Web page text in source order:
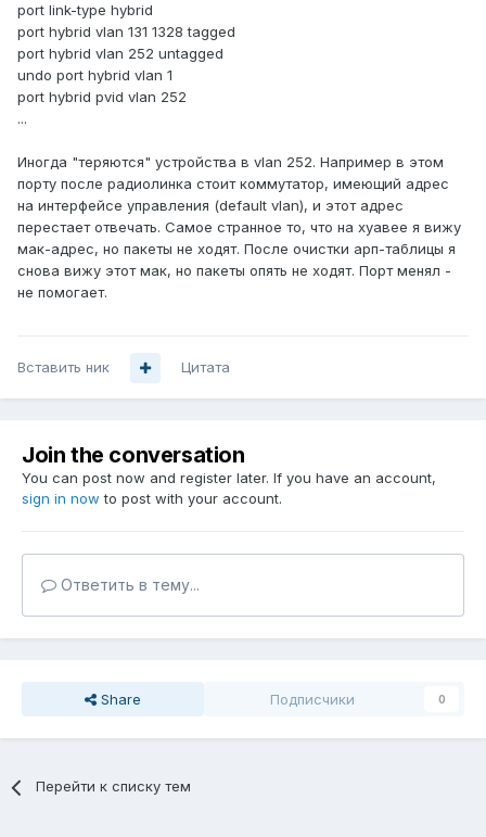
port link-type hybrid
port hybrid vlan 131 1328 tagged
port hybrid vlan 252 untagged
undo port hybrid vlan 1
port hybrid pvid vlan 252
...
Иногда "теряются" устройства в vlan 252. Например в этом
порту после радиолинка стоит коммутатор, имеющий адрес
на интерфейсе управления (default vlan), и этот адрес
перестает отвечать. Самое странное то, что на хуавее я вижу
мак-адрес, но пакеты не ходят. После очистки арп-таблицы я
снова вижу этот мак, но пакеты опять не ходят. Порт менял -
не помогает.
Вставить ник Цитата
Join the conversation
You can post now and register later. If you have an account,
sign in now to post with your account.
Ответить в тему...
Share Подписчики 0
Перейти к списку тем